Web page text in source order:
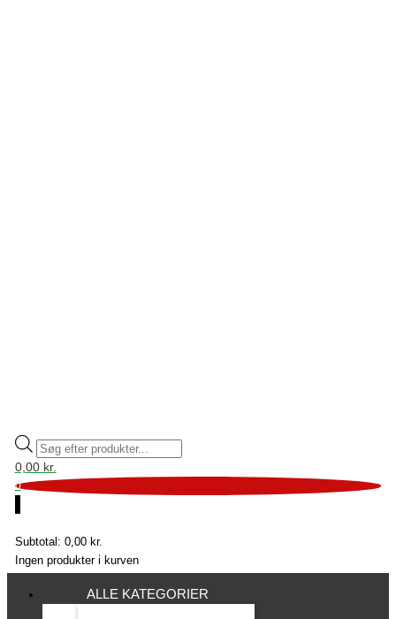
0,00 kr.
0
Subtotal: 0,00 kr.
Ingen produkter i kurven
ALLE KATEGORIER